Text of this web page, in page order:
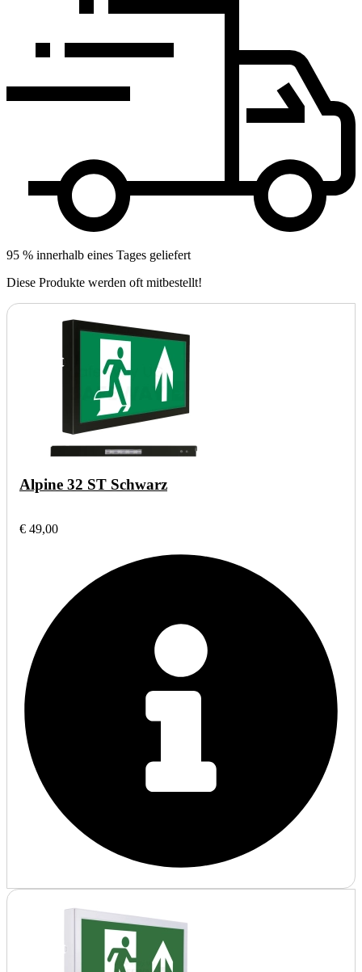
95 % innerhalb eines Tages geliefert
Diese Produkte werden oft mitbestellt!
Alpine 32 ST Schwarz
€ 49,00